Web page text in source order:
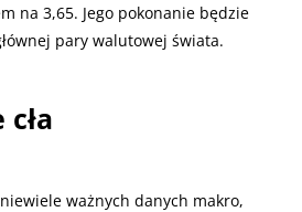
na 3,65. Jego pokonanie będzie
pary walutowej świata.
ważnych danych makro,